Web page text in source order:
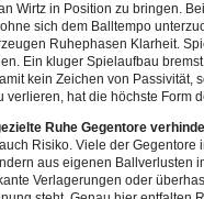
Wirtz in Position zu bringen.
sich dem Balltempo
Ruhephasen Klarheit.
Ein kluger Spielaufbau
kein Zeichen von Passivität,
hat die höchste Form
Ruhe Gegentore
Risiko. Viele der Gegentore
aus eigenen Ballverlusten
Verlagerungen oder